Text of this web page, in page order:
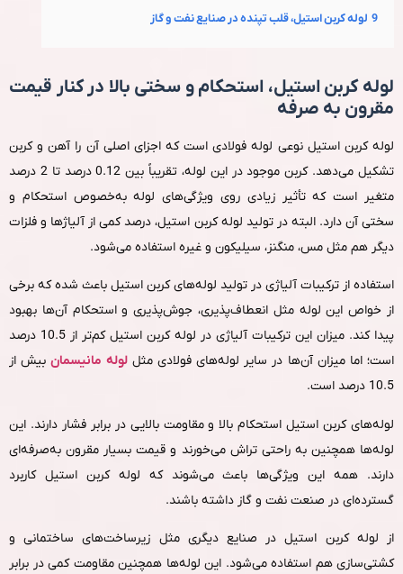
9 لوله کربن استیل، قلب تپنده در صنایع نفت و گاز
لوله کربن استیل، استحکام و سختی بالا در کنار قیمت
مقرون‌ به‌ صرفه
لوله کربن استیل نوعی لوله فولادی است که اجزای اصلی آن را آهن و کربن
تشکیل می‌دهد. کربن موجود در این لوله، تقریباً بین 0.12 درصد تا 2 درصد
متغیر است که تأثیر زیادی روی ویژگی‌های لوله به‌خصوص استحکام و
سختی آن دارد. البته در تولید لوله کربن استیل، درصد کمی از آلیاژها و فلزات
دیگر هم مثل مس، منگنز، سیلیکون و غیره استفاده می‌شود.
استفاده از ترکیبات آلیاژی در تولید لوله‌های کربن استیل باعث شده که برخی
از خواص این لوله مثل انعطاف‌پذیری، جوش‌پذیری و استحکام آن‌ها بهبود
پیدا کند. میزان این ترکیبات آلیاژی در لوله کربن استیل کم‌تر از 10.5 درصد
است؛ اما میزان آن‌ها در سایر لوله‌های فولادی مثللوله مانیسمانبیش از
10.5 درصد است.
لوله‌های کربن استیل استحکام بالا و مقاومت بالایی در برابر فشار دارند. این
لوله‌ها همچنین به‌ راحتی تراش می‌خورند و قیمت بسیار مقرون‌ به‌صرفه‌ای
دارند. همه این ویژگی‌ها باعث می‌شوند که لوله کربن استیل کاربرد
گسترده‌ای در صنعت نفت و گاز داشته باشند.
از لوله کربن استیل در صنایع دیگری مثل زیرساخت‌های ساختمانی و
کشتی‌سازی هم استفاده می‌شود. این لوله‌ها همچنین مقاومت کمی در برابر